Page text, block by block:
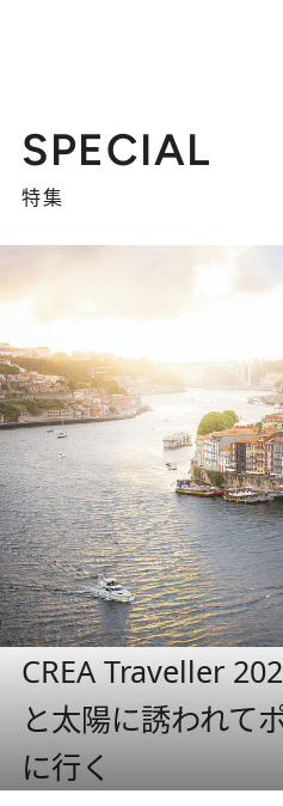
SPECIAL
特集
CREA Traveller
と太陽に誘われて
に行く